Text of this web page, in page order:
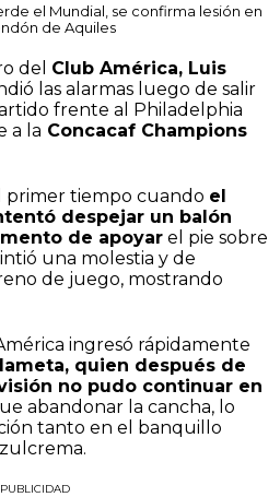
el Mundial, se confirma lesión en
de Aquiles
del Club América, Luis
las alarmas luego de salir
frente al Philadelphia
a la Concacaf Champions
primer tiempo cuando el
despejar un balón
de apoyar el pie sobre
una molestia y de
de juego, mostrando
ingresó rápidamente
quien después de
no pudo continuar en
abandonar la cancha, lo
tanto en el banquillo
PUBLICIDAD